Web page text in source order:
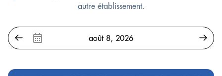
autre établissement.